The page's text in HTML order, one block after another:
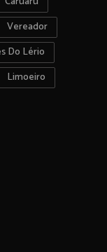
Vereador
Do Lério
Limoeiro